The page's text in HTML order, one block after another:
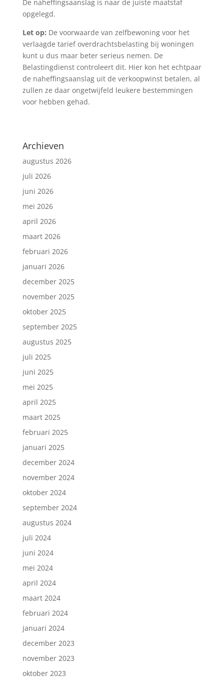
De naheffingsaanslag is naar de juiste maatstaf
opgelegd.
Let op: De voorwaarde van zelfbewoning voor het
verlaagde tarief overdrachtsbelasting bij woningen
kunt u dus maar beter serieus nemen. De
Belastingdienst controleert dit. Hier kon het echtpaar
de naheffingsaanslag uit de verkoopwinst betalen, al
zullen ze daar ongetwijfeld leukere bestemmingen
voor hebben gehad.
Archieven
augustus 2026
juli 2026
juni 2026
mei 2026
april 2026
maart 2026
februari 2026
januari 2026
december 2025
november 2025
oktober 2025
september 2025
augustus 2025
juli 2025
juni 2025
mei 2025
april 2025
maart 2025
februari 2025
januari 2025
december 2024
november 2024
oktober 2024
september 2024
augustus 2024
juli 2024
juni 2024
mei 2024
april 2024
maart 2024
februari 2024
januari 2024
december 2023
november 2023
oktober 2023